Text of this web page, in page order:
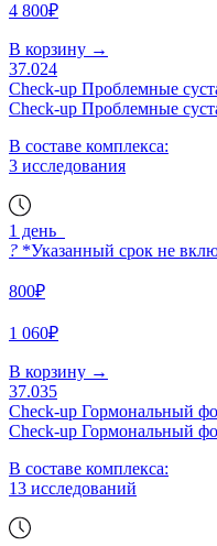
4 800₽
В корзину →
37.024
Check-up Проблемные
Check-up Проблемные
В составе комплекса:
3 исследования
1 день
? *Указанный срок не
800₽
1 060₽
В корзину →
37.035
Check-up Гормональный
Check-up Гормональный
В составе комплекса:
13 исследований